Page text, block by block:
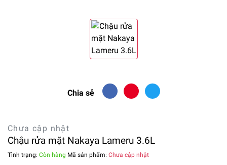
Chia sẻ
Chưa cập nhật
Chậu rửa mặt Nakaya Lameru 3.6L
Tình trạng: Còn hàng Mã sản phẩm: Chưa cập nhật